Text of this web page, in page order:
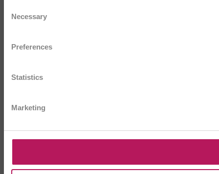
Selection
Necessary
Preferences
Statistics
Marketing